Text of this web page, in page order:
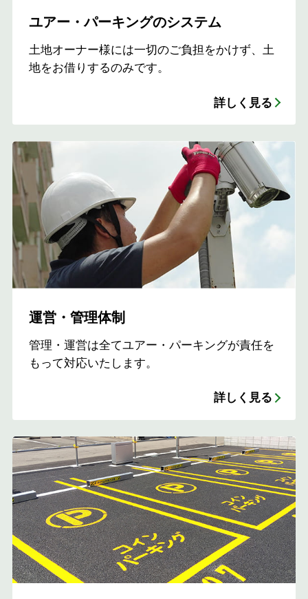
ユアー・パーキングのシステム
土地オーナー様には一切のご負担をかけず、土
地をお借りするのみです。
詳しく見る
運営・管理体制
管理・運営は全てユアー・パーキングが責任を
もって対応いたします。
詳しく見る